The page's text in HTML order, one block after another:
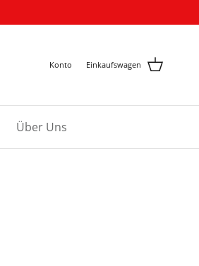
Konto Einkaufswagen
Über Uns